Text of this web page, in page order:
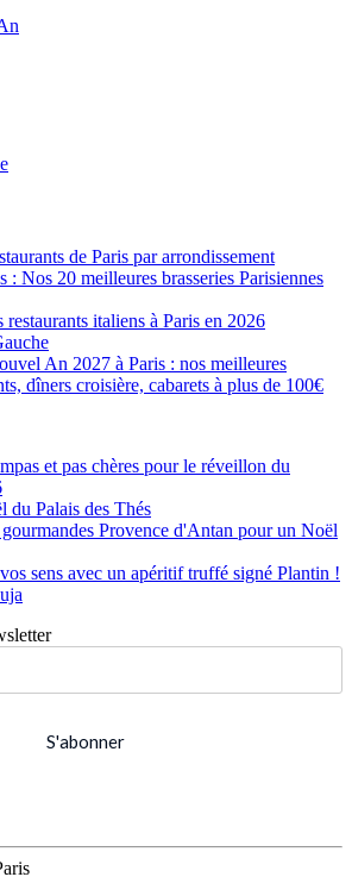
de Paris par arrondissement
: Nos 20 meilleures brasseries Parisiennes
italiens à Paris en 2026
An 2027 à Paris : nos meilleures
dîners croisière, cabarets à plus de 100€
et pas chères pour le réveillon du
du Palais des Thés
Provence d'Antan pour un Noël
sens avec un apéritif truffé signé Plantin !
S'abonner